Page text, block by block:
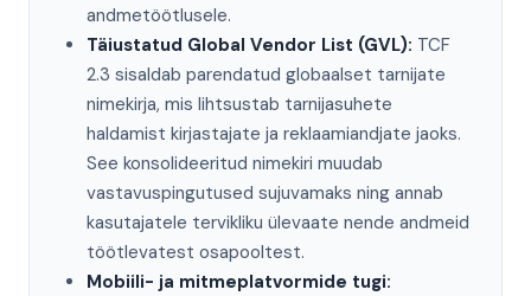
andmetöötlusele.
Täiustatud Global Vendor List (GVL): TCF
2.3 sisaldab parendatud globaalset tarnijate
nimekirja, mis lihtsustab tarnijasuhete
haldamist kirjastajate ja reklaamiandjate jaoks.
See konsolideeritud nimekiri muudab
vastavuspingutused sujuvamaks ning annab
kasutajatele tervikliku ülevaate nende andmeid
töötlevatest osapooltest.
Mobiili- ja mitmeplatvormide tugi: